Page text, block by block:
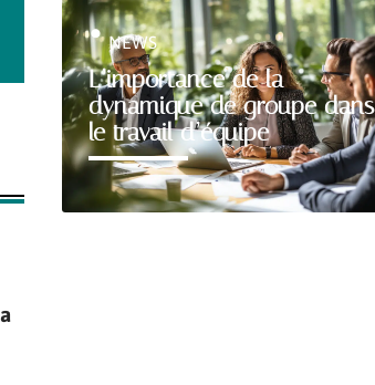
L’importance de la
dynamique de groupe dans
le travail d’équipe
NEWS